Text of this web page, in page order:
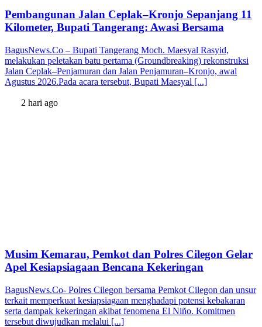
Pembangunan Jalan Ceplak–Kronjo Sepanjang 11
Kilometer, Bupati Tangerang: Awasi Bersama
BagusNews.Co – Bupati Tangerang Moch. Maesyal Rasyid,
melakukan peletakan batu pertama (Groundbreaking) rekonstruksi
Jalan Ceplak–Penjamuran dan Jalan Penjamuran–Kronjo, awal
Agustus 2026.Pada acara tersebut, Bupati Maesyal [...]
2 hari ago
Musim Kemarau, Pemkot dan Polres Cilegon Gelar
Apel Kesiapsiagaan Bencana Kekeringan
BagusNews.Co- Polres Cilegon bersama Pemkot Cilegon dan unsur
terkait memperkuat kesiapsiagaan menghadapi potensi kebakaran
serta dampak kekeringan akibat fenomena El Niño. Komitmen
tersebut diwujudkan melalui [...]